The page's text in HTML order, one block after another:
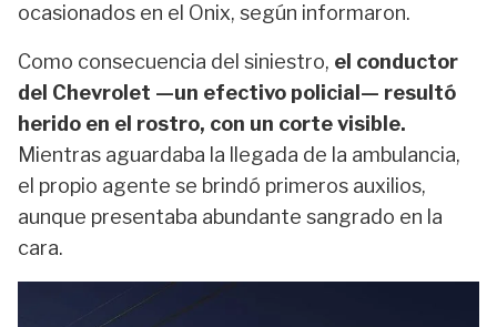
ocasionados en el Onix, según informaron.
Como consecuencia del siniestro, el conductor
del Chevrolet —un efectivo policial— resultó
herido en el rostro, con un corte visible.
Mientras aguardaba la llegada de la ambulancia,
el propio agente se brindó primeros auxilios,
aunque presentaba abundante sangrado en la
cara.